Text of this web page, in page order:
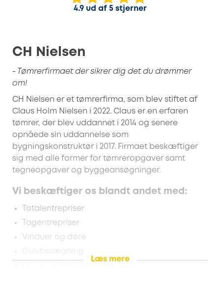
4.9 ud af 5 stjerner
CH Nielsen
- Tømrerfirmaet der sikrer dig det du drømmer
om!
CH Nielsen er et tømrerfirma, som blev stiftet af
Claus Holm Nielsen i 2022. Claus er en erfaren
tømrer, der blev uddannet i 2014 og senere
opnåede sin uddannelse som
bygningskonstruktør i 2017. Firmaet beskæftiger
sig med alle former for tømreropgaver samt
tegneopgaver og byggeansøgninger.
Vi beskæftiger os blandt andet med:
Totalentrepriser
Tagentrepriser
Vinduer og døre
Læs mere